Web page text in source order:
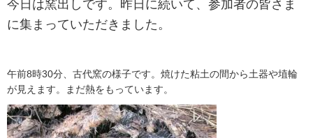
今日は窯出しです。昨日に続いて、参加者の皆さま
に集まっていただきました。
午前8時30分、古代窯の様子です。焼けた粘土の間から土器や埴輪
が見えます。まだ熱をもっています。